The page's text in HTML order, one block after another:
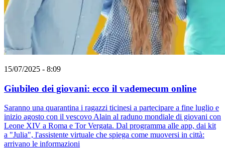
15/07/2025 - 8:09
Giubileo dei giovani: ecco il vademecum online
Saranno una quarantina i ragazzi ticinesi a partecipare a fine luglio e
inizio agosto con il vescovo Alain al raduno mondiale di giovani con
Leone XIV a Roma e Tor Vergata. Dal programma alle app, dai kit
a "Julia", l'assistente virtuale che spiega come muoversi in città:
arrivano le informazioni